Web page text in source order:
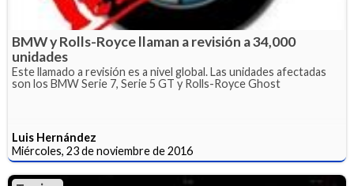
BMW y Rolls-Royce llaman a revisión a 34,000
unidades
Este llamado a revisión es a nivel global. Las unidades afectadas
son los BMW Serie 7, Serie 5 GT y Rolls-Royce Ghost
Luis Hernández
Miércoles, 23 de noviembre de 2016